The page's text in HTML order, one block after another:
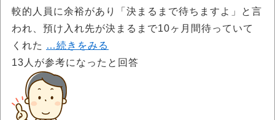
較的人員に余裕があり「決まるまで待ちますよ」と言
われ、預け入れ先が決まるまで10ヶ月間待っていて
くれた …続きをみる
13 人が参考になったと回答